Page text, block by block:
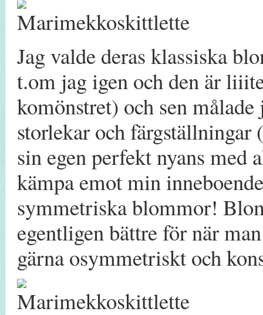
Jag valde deras klassiska
t.om jag igen och den är
komönstret) och sen
storlekar och
sin egen perfekt nyans
kämpa emot min
symmetriska blommor!
egentligen bättre för när
gärna osymmetriskt och